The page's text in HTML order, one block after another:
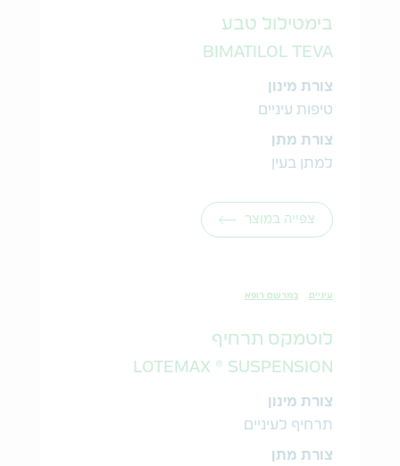
בימטילול טבע
BIMATILOL TEVA
צורת מינון
טיפות עיניים
צורת מתן
למתן בעין
צפייה במוצר
עיניים במרשם רופא
לוטמקס תרחיף
LOTEMAX ® SUSPENSION
צורת מינון
תרחיף לעיניים
צורת מתן